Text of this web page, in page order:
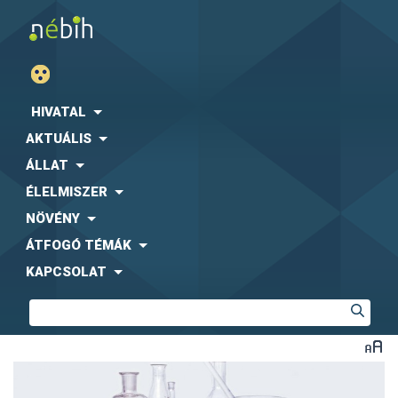
HIVATAL
AKTUÁLIS
ÁLLAT
ÉLELMISZER
NÖVÉNY
ÁTFOGÓ TÉMÁK
KAPCSOLAT